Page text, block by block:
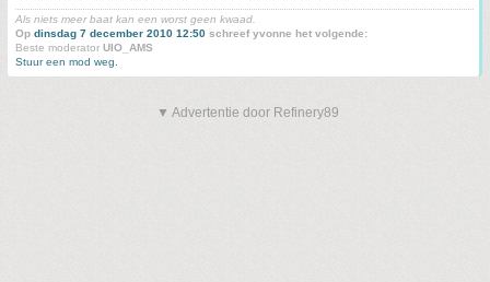
Als niets meer baat kan een worst geen kwaad.
Op dinsdag 7 december 2010 12:50 schreef yvonne het volgende:
Beste moderator UIO_AMS
Stuur een mod weg.
▼ Advertentie door Refinery89